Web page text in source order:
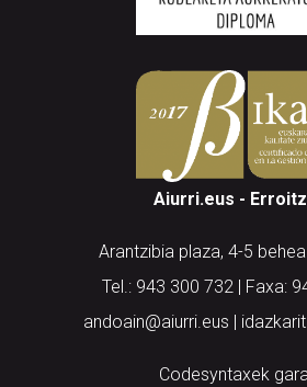
Aiurri.eus -
Arantzibia plaza, 4-5
Tel.: 943 300 732 | Faxa:
andoain@aiurri.eus |
Codesyntaxek